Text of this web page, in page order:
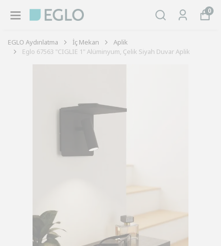
0
EGLO Aydınlatma İç Mekan
Aplik
Eglo 67563 "CIGLIE 1" Alüminyum, Çelik Siyah Duvar Aplik